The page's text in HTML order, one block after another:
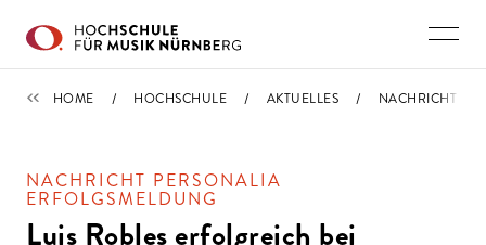
IMPORTIERT
HOME HOCHSCHULE AKTUELLES NACHRICHT
NACHRICHT PERSONALIA
ERFOLGSMELDUNG
Luis Robles erfolgreich bei